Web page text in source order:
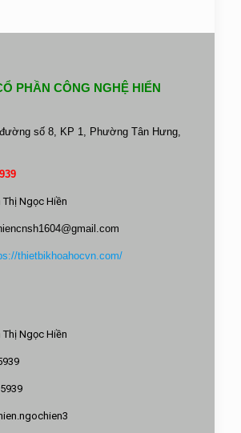
PHẦN CÔNG NGHỆ HIỂN
số 8, KP 1, Phường Tân Hưng,
Thị Ngọc Hiền
thietbikhoahocvn.com/
Thị Ngọc Hiền